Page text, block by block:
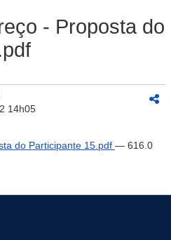
- Proposta do
14h05
do Participante 15.pdf — 616.0